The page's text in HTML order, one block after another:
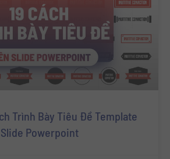
Trình Bày Tiêu Đề Template
Slide Powerpoint